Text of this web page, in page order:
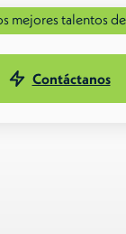
de todo el
Contáctanos